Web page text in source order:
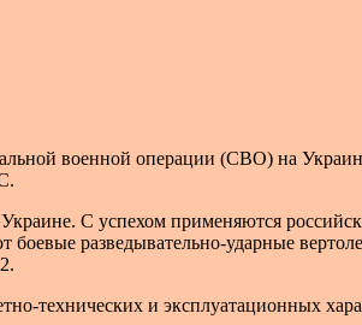
военной операции (СВО) на
С успехом применяются
разведывательно-ударные
технических и эксплуатационных